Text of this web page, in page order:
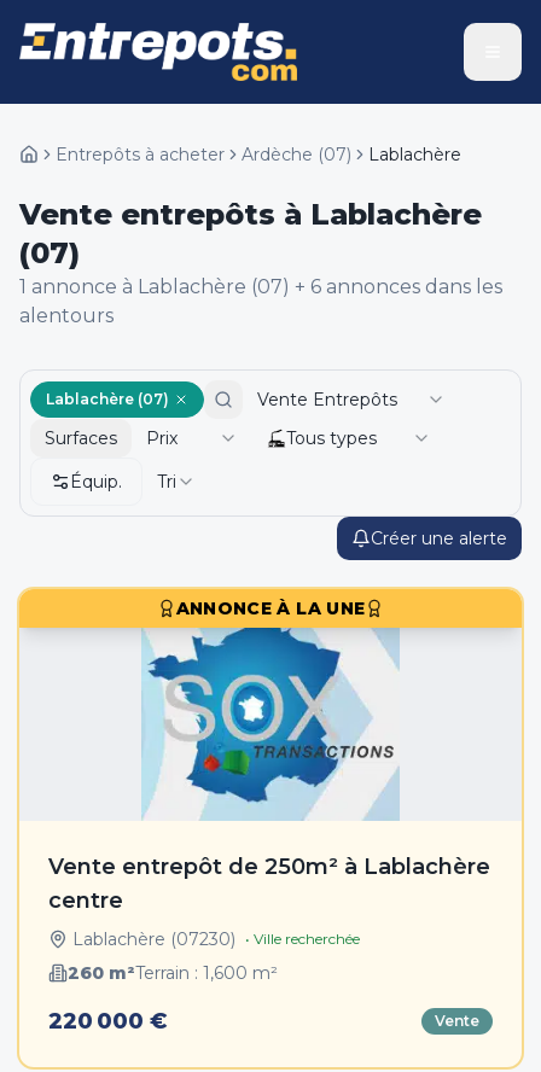
Entrepôts à acheter Ardèche (07) Lablachère
Vente entrepôts à Lablachère
(07)
1 annonce à Lablachère (07) + 6 annonces dans les
alentours
Créer une alerte
Lablachère (07)
Vente Entrepôts
Surfaces
Prix
Tous types
Équip.
Tri
ANNONCE À LA UNE
Vente entrepôt de 250m² à Lablachère
centre
Lablachère (07230) • Ville recherchée
260 m²Terrain : 1,600 m²
220 000 € Vente